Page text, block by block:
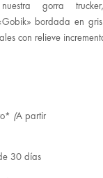
gorra
bordada en
con relieve
(A partir
30 días